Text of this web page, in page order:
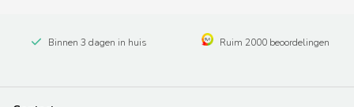
Binnen 3 dagen in huis Ruim 2000 beoordelingen